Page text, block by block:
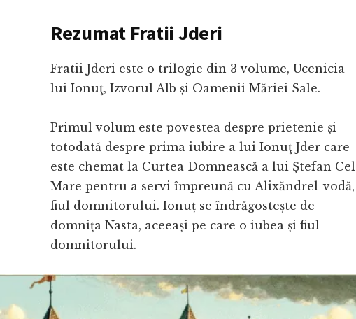
Rezumat Fratii Jderi
Fratii Jderi este o trilogie din 3 volume, Ucenicia
lui Ionuţ, Izvorul Alb și Oamenii Măriei Sale.
Primul volum este povestea despre prietenie și
totodată despre prima iubire a lui Ionuţ Jder care
este chemat la Curtea Domnească a lui Ștefan Cel
Mare pentru a servi împreună cu Alixăndrel-vodă,
fiul domnitorului. Ionuț se îndrăgostește de
domnița Nasta, aceeași pe care o iubea și fiul
domnitorului.